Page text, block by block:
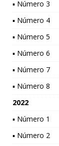
▪ Número 3
▪ Número 4
▪ Número 5
▪ Número 6
▪ Número 7
▪ Número 8
2022
▪ Número 1
▪ Número 2